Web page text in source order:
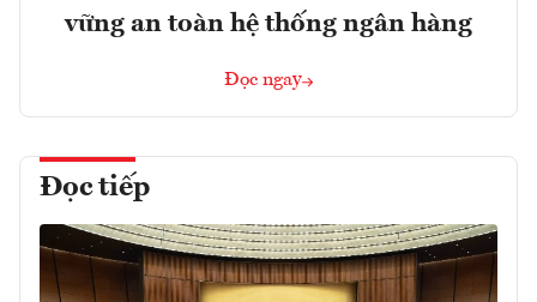
vững an toàn hệ thống ngân hàng
Đọc ngay
Đọc tiếp